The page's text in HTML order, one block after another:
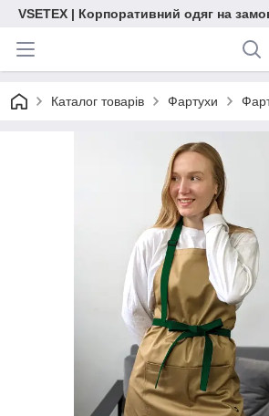
VSETEX | Корпоративний одяг на
Каталог товарів Фартухи